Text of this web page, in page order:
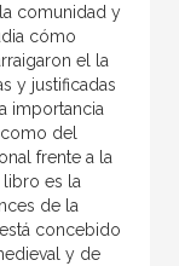
comunidad y
cómo
el la
y justificadas
importancia
del
frente a la
libro es la
de la
concebido
y de